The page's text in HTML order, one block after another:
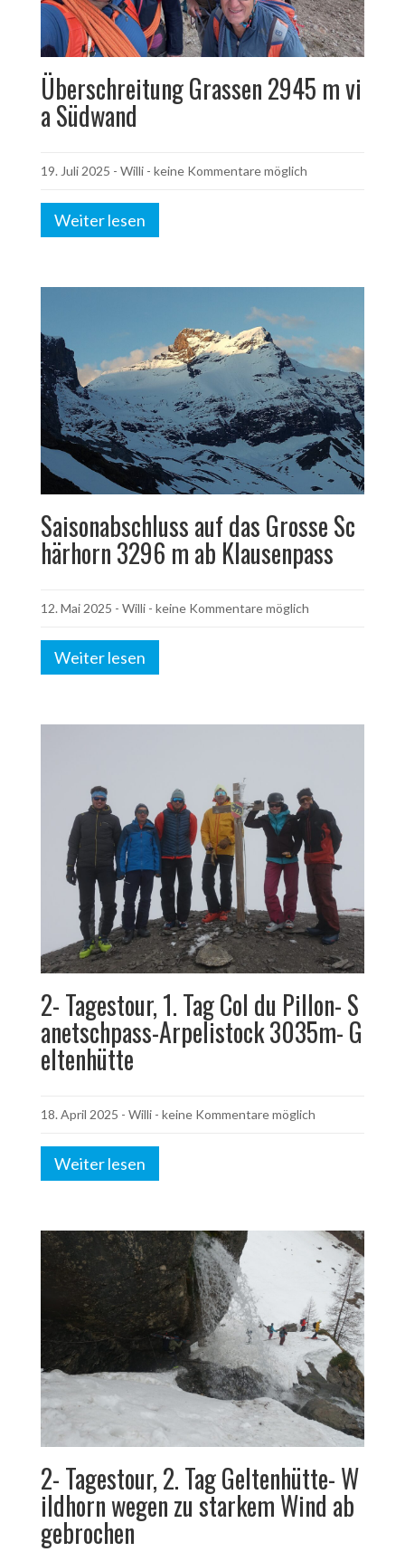
Überschreitung Grassen 2945 m vi
a Südwand
19. Juli 2025 - Willi - keine Kommentare möglich
Weiter lesen
Saisonabschluss auf das Grosse Sc
härhorn 3296 m ab Klausenpass
12. Mai 2025 - Willi - keine Kommentare möglich
Weiter lesen
2- Tagestour, 1. Tag Col du Pillon- S
anetschpass-Arpelistock 3035m- G
eltenhütte
18. April 2025 - Willi - keine Kommentare möglich
Weiter lesen
2- Tagestour, 2. Tag Geltenhütte- W
ildhorn wegen zu starkem Wind ab
gebrochen